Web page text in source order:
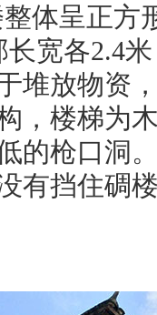
体呈正方
宽各2.4
堆放物资
，楼梯为
的枪口洞
有挡住碉